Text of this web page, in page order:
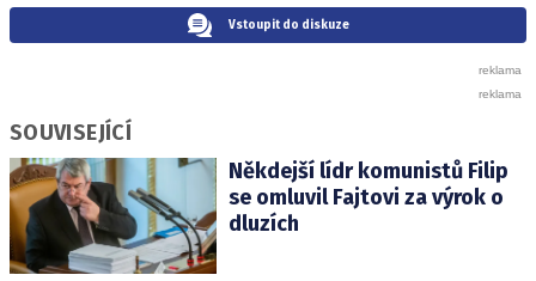
Vstoupit do diskuze
SOUVISEJÍCÍ
Někdejší lídr komunistů Filip
se omluvil Fajtovi za výrok o
dluzích